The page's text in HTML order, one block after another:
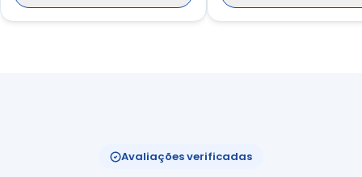
Avaliações verificadas